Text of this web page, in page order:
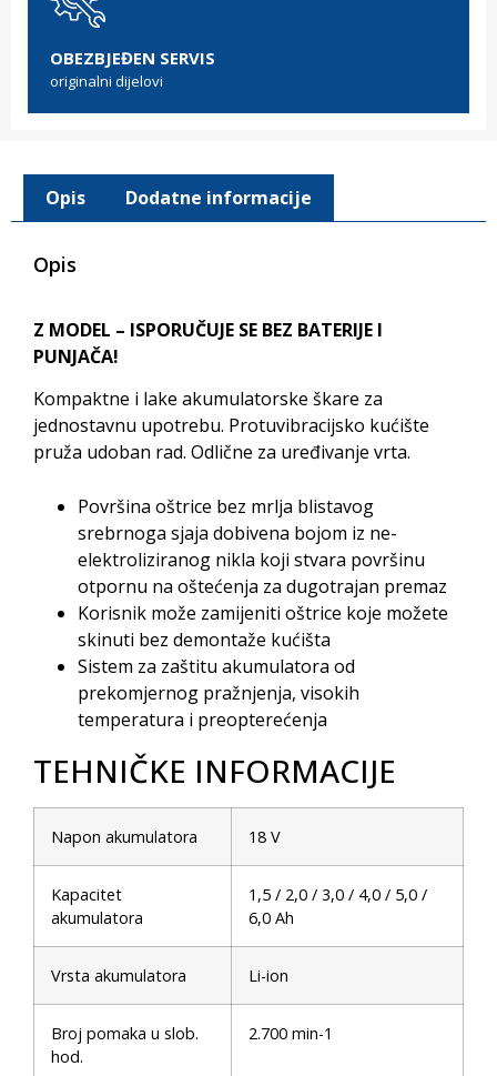
OBEZBJEĐEN SERVIS
originalni dijelovi
Opis Dodatne informacije
Opis
Z MODEL – ISPORUČUJE SE BEZ BATERIJE I
PUNJAČA!
Kompaktne i lake akumulatorske škare za
jednostavnu upotrebu. Protuvibracijsko kućište
pruža udoban rad. Odlične za uređivanje vrta.
Površina oštrice bez mrlja blistavog
srebrnoga sjaja dobivena bojom iz ne-
elektroliziranog nikla koji stvara površinu
otpornu na oštećenja za dugotrajan premaz
Korisnik može zamijeniti oštrice koje možete
skinuti bez demontaže kućišta
Sistem za zaštitu akumulatora od
prekomjernog pražnjenja, visokih
temperatura i preopterećenja
TEHNIČKE INFORMACIJE
Napon akumulatora 18 V
Kapacitet
akumulatora
1,5 / 2,0 / 3,0 / 4,0 / 5,0 /
6,0 Ah
Vrsta akumulatora Li-ion
Broj pomaka u slob.
hod.
2.700 min-1